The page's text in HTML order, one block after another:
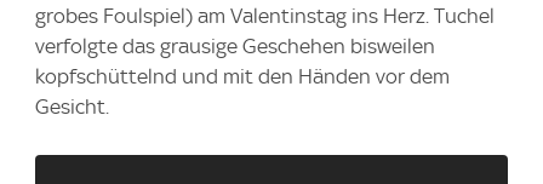
grobes Foulspiel) am Valentinstag ins Herz. Tuchel
verfolgte das grausige Geschehen bisweilen
kopfschüttelnd und mit den Händen vor dem
Gesicht.